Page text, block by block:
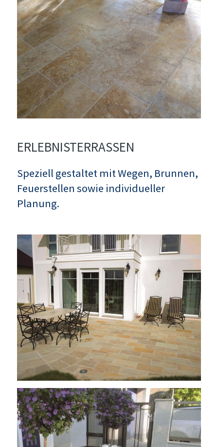
ERLEBNISTERRASSEN
Speziell gestaltet mit Wegen, Brunnen,
Feuerstellen sowie individueller
Planung.